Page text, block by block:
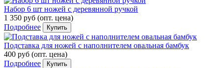
Набор 6 шт ножей с деревянной ручкой
1 350 руб (опт. цена)
Подробнее
Купить
Подставка для ножей с наполнителем овальная бамбук
400 руб (опт. цена)
Подробнее
Купить